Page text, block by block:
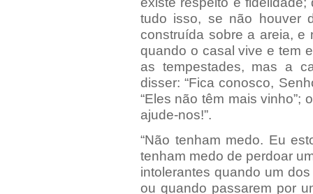
tudo isso, se não houver
construída sobre a areia, e
quando o casal vive e tem
as tempestades, mas a
disser: “Fica conosco,
“Eles não têm mais vinho”;
ajude-nos!”.
“Não tenham medo. Eu
tenham medo de perdoar
intolerantes quando um
ou quando passarem por